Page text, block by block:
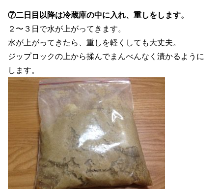
⑦二日目以降は冷蔵庫の中に入れ、重しをします。
２〜３日で水が上がってきます。
水が上がってきたら、重しを軽くしても大丈夫。
ジップロックの上から揉んでまんべんなく漬かるように
します。